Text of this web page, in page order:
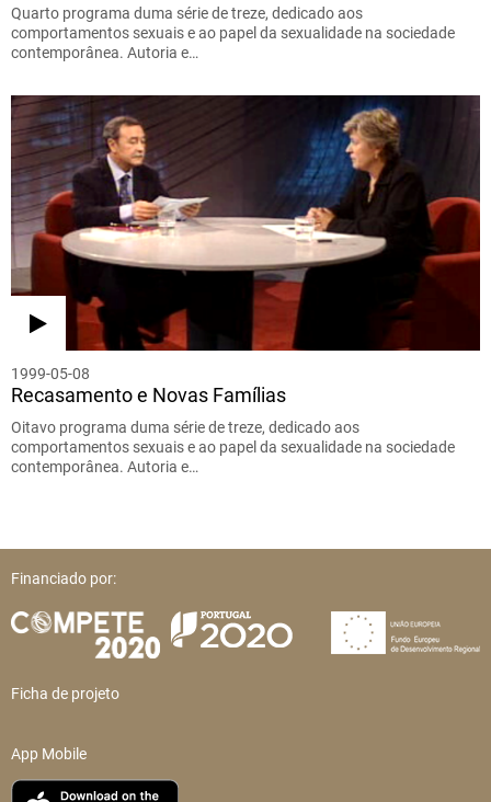
Quarto programa duma série de treze, dedicado aos
comportamentos sexuais e ao papel da sexualidade na sociedade
contemporânea. Autoria e…
1999-05-08
Recasamento e Novas Famílias
Oitavo programa duma série de treze, dedicado aos
comportamentos sexuais e ao papel da sexualidade na sociedade
contemporânea. Autoria e…
Financiado por:
Ficha de projeto
App Mobile